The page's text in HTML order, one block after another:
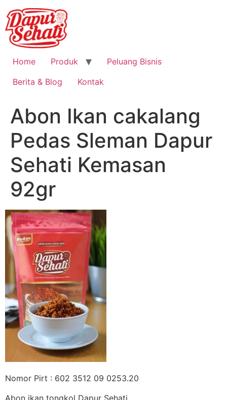
Home Produk
Peluang Bisnis
Berita & Blog
Kontak
Abon Ikan cakalang
Pedas Sleman Dapur
Sehati Kemasan
92gr
Nomor Pirt : 602 3512 09 0253.20
Abon ikan tongkol Dapur Sehati